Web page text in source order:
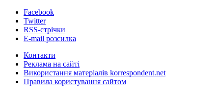
Facebook
Twitter
RSS-стрічки
E-mail розсилка
Контакти
Реклама на сайті
Використання матеріалів korrespondent.net
Правила користування сайтом